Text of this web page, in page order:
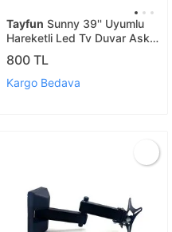
Tayfun Sunny 39'' Uyumlu
Hareketli Led Tv Duvar Askı
Aparatı
800 TL
Kargo Bedava